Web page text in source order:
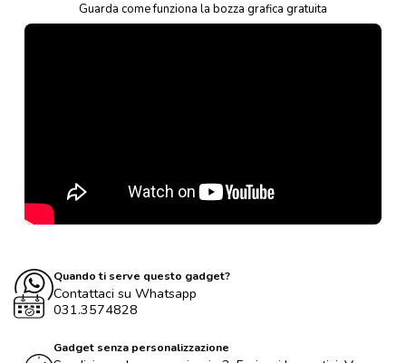
Guarda come funziona la bozza grafica gratuita
Quando ti serve questo gadget?
Contattaci su Whatsapp
031.3574828
Gadget senza personalizzazione